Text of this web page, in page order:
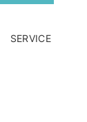
SERVICE